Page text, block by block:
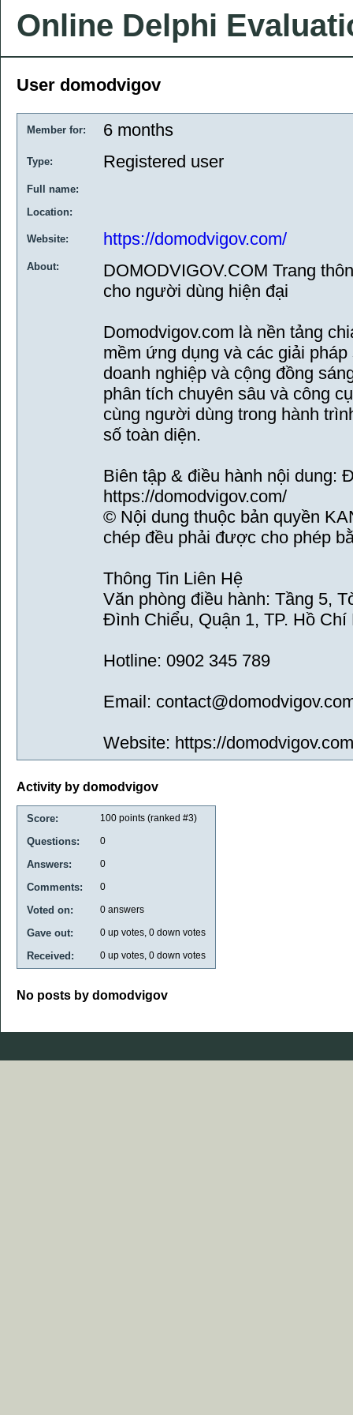
Online Delphi
User domodvigov
Member for: 6 months
Type: Registered user
Full name:
Location:
Website: https://domodvigov.com/
About:
DOMODVIGOV.COM Trang
cho người dùng hiện đại
Domodvigov.com là nền tảng
mềm ứng dụng và các giải
doanh nghiệp và cộng đồng
phân tích chuyên sâu và công
cùng người dùng trong hành
số toàn diện.
Biên tập & điều hành nội dung:
https://domodvigov.com/
© Nội dung thuộc bản quyền
chép đều phải được cho phép
Thông Tin Liên Hệ
Văn phòng điều hành: Tầng 5,
Đình Chiểu, Quận 1, TP. Hồ Chí
Hotline: 0902 345 789
Email:
Website: https://
Activity by domodvigov
Score: 100 points (ranked #3)
Questions: 0
Answers: 0
Comments: 0
Voted on: 0 answers
Gave out: 0 up votes, 0 down votes
Received: 0 up votes, 0 down votes
No posts by domodvigov